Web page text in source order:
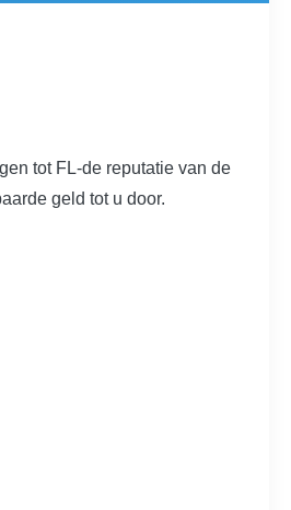
tot FL-de reputatie van de
geld tot u door.